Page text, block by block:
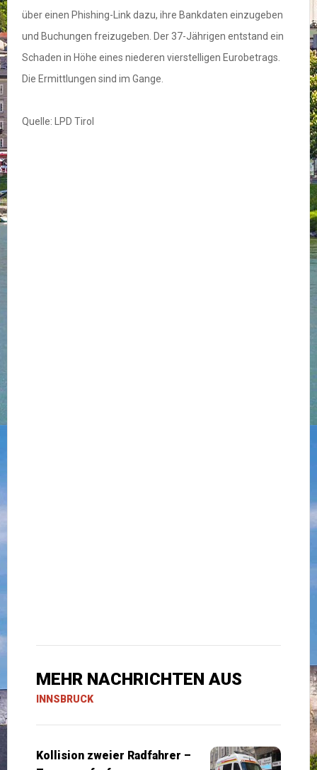
über einen Phishing-Link dazu, ihre Bankdaten einzugeben
und Buchungen freizugeben. Der 37-Jährigen entstand ein
Schaden in Höhe eines niederen vierstelligen Eurobetrags.
Die Ermittlungen sind im Gange.
Quelle: LPD Tirol
MEHR NACHRICHTEN AUS
INNSBRUCK
Kollision zweier Radfahrer –